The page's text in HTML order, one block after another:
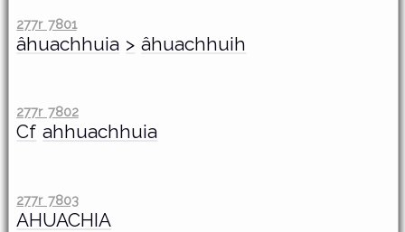
277r 7801
âhuachhuia > âhuachhuih
277r 7802
Cf ahhuachhuia
277r 7803
AHUACHIA